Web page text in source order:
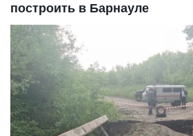
построить в Барнауле